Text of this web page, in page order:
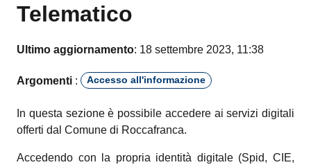
Telematico
Ultimo aggiornamento: 18 settembre 2023, 11:38
Argomenti : Accesso all'informazione
In questa sezione è possibile accedere ai servizi digitali
offerti dal Comune di Roccafranca.
Accedendo con la propria identità digitale (Spid, CIE,